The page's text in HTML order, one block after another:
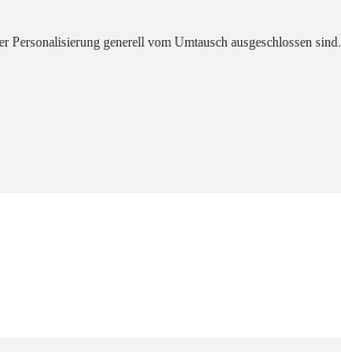
generell vom Umtausch ausgeschlossen sind.